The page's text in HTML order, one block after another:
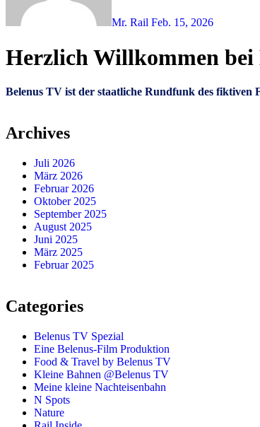
Mr. Rail Feb. 15, 2026
Herzlich Willkommen bei
Belenus TV ist der staatliche Rundfunk des
Archives
Juli 2026
März 2026
Februar 2026
Oktober 2025
September 2025
August 2025
Juni 2025
März 2025
Februar 2025
Categories
Belenus TV Spezial
Eine Belenus-Film Produktion
Food & Travel by Belenus TV
Kleine Bahnen @Belenus TV
Meine kleine Nachteisenbahn
N Spots
Nature